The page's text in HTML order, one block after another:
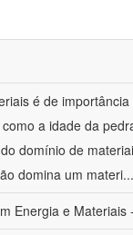
é de
a idade da
domínio de
domina um materi...
Energia e Materiais